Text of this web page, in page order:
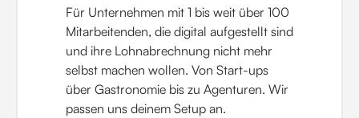
Für Unternehmen mit 1 bis weit über 100
Mitarbeitenden, die digital aufgestellt sind
und ihre Lohnabrechnung nicht mehr
selbst machen wollen. Von Start-ups
über Gastronomie bis zu Agenturen. Wir
passen uns deinem Setup an.